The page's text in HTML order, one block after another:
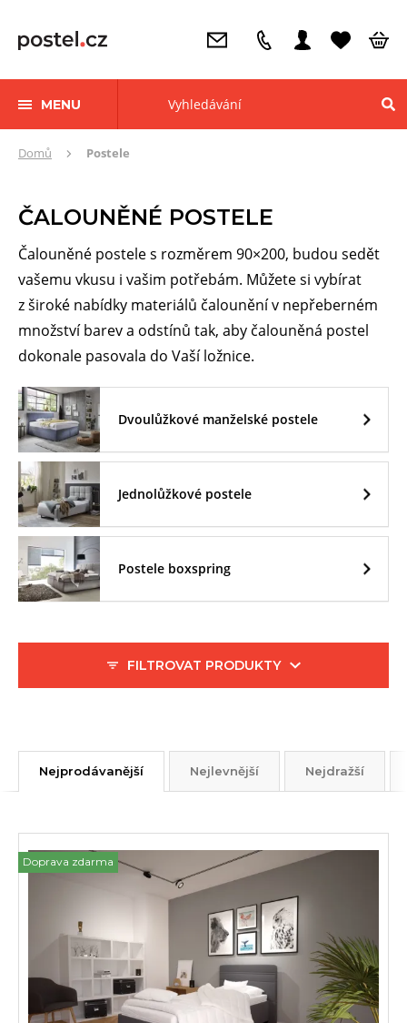
MENU
ZdeDomů Postele
ČALOUNĚNÉ POSTELE
Čalouněné postele s rozměrem 90×200, budou sedět
vašemu vkusu i vašim potřebám. Můžete si vybírat
z široké nabídky materiálů čalounění v nepřeberném
množství barev a odstínů tak, aby čalouněná postel
dokonale pasovala do Vaší ložnice.
Dvoulůžkové manželské postele
Jednolůžkové postele
Postele boxspring
FILTROVAT PRODUKTY
Nejprodávanější Nejlevnější Nejdražší
Doprava zdarma